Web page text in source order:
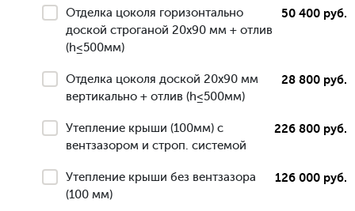
Отделка цоколя горизонтально
доской строганой 20х90 мм + отлив
(h≤500мм)
50 400 руб.
Отделка цоколя доской 20х90 мм
вертикально + отлив (h≤500мм)
28 800 руб.
Утепление крыши (100мм) с
вентзазором и строп. системой
226 800 руб.
Утепление крыши без вентзазора
(100 мм)
126 000 руб.